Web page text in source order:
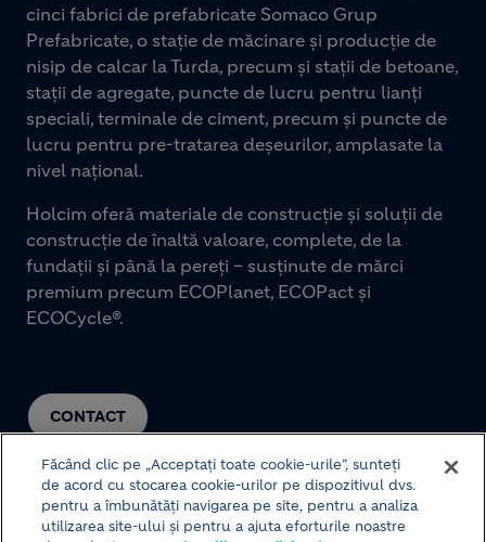
CONTACT
cinci fabrici de prefabricate Somaco Grup
Prefabricate, o stație de măcinare și producție de
nisip de calcar la Turda, precum și stații de betoane,
stații de agregate, puncte de lucru pentru lianți
speciali, terminale de ciment, precum și puncte de
lucru pentru pre-tratarea deșeurilor, amplasate la
nivel național.
Holcim oferă materiale de construcție și soluții de
construcție de înaltă valoare, complete, de la
fundații și până la pereți – susținute de mărci
premium precum ECOPlanet, ECOPact și
ECOCycle®.
Făcând clic pe „Acceptați toate cookie-urile”, sunteți
de acord cu stocarea cookie-urilor pe dispozitivul dvs.
pentru a îmbunătăți navigarea pe site, pentru a analiza
utilizarea site-ului și pentru a ajuta eforturile noastre